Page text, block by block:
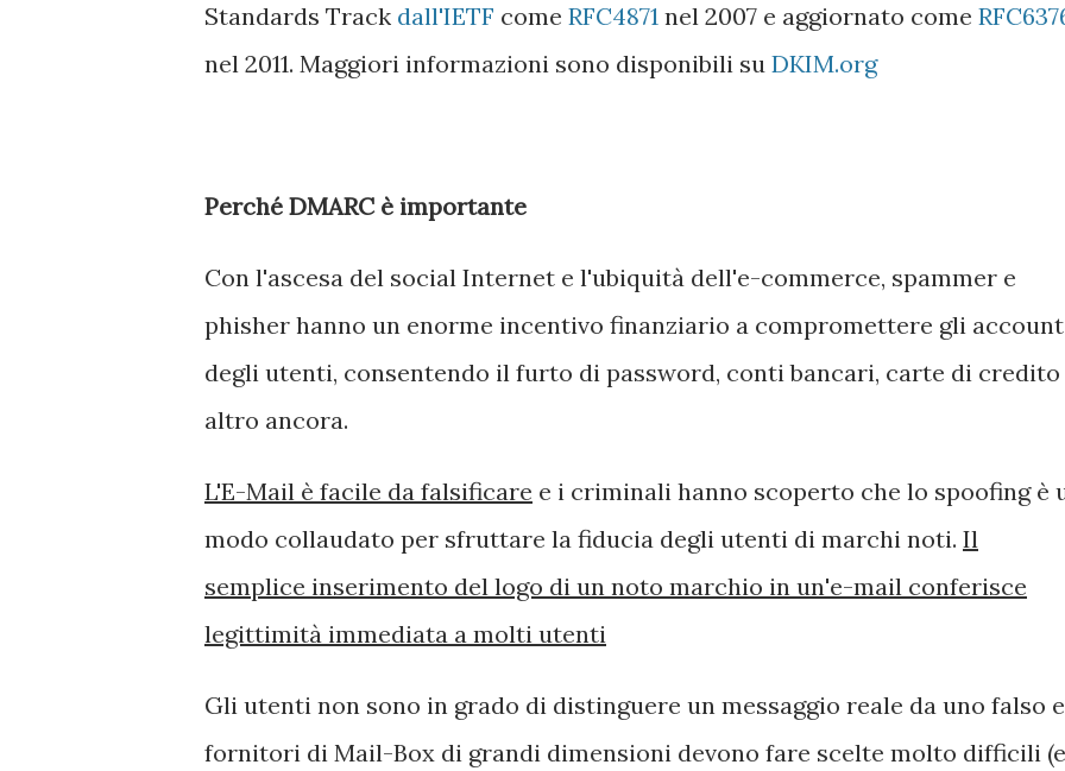
Standards Track dall'IETF come RFC4871 nel 2007 e aggiornato come
nel 2011. Maggiori informazioni sono disponibili su DKIM.org
Perché DMARC è importante
Con l'ascesa del social Internet e l'ubiquità dell'e-commerce, spammer e
phisher hanno un enorme incentivo finanziario a compromettere gli account
degli utenti, consentendo il furto di password, conti bancari, carte di credito
altro ancora.
L'E-Mail è facile da falsificare e i criminali hanno scoperto che lo spoofing è
modo collaudato per sfruttare la fiducia degli utenti di marchi noti. Il
semplice inserimento del logo di un noto marchio in un'e-mail conferisce
legittimità immediata a molti utenti
Gli utenti non sono in grado di distinguere un messaggio reale da uno falso
fornitori di Mail-Box di grandi dimensioni devono fare scelte molto difficili (e